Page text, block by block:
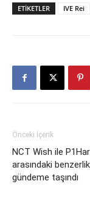
ETIKETLER IVE Rei
Önceki İçerik
NCT Wish ile
arasındaki
gündeme taşındı